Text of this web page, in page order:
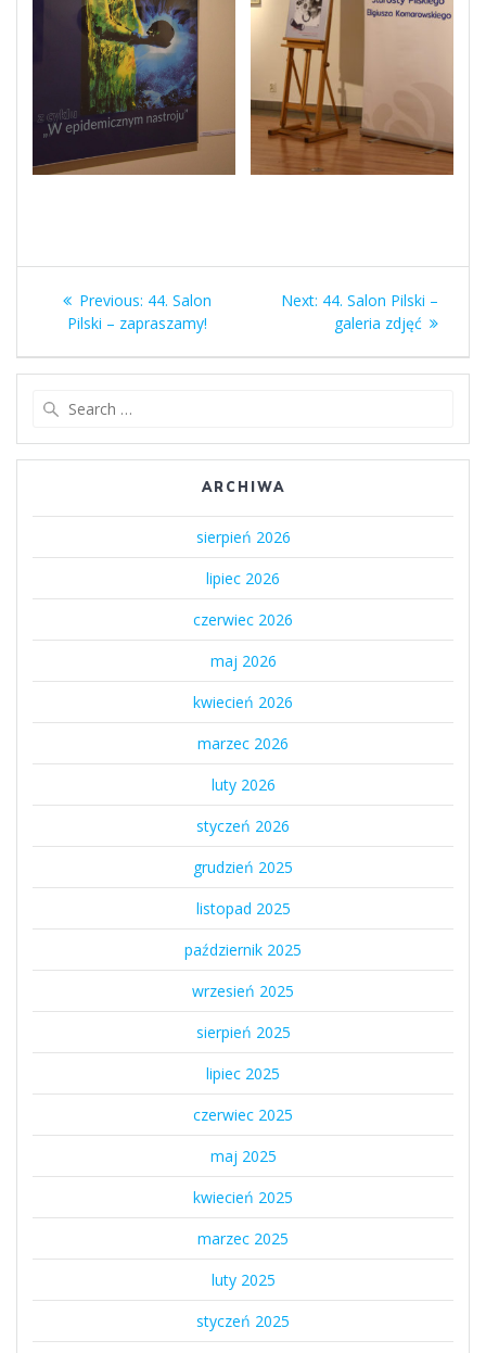
Nawigacja
wpisu
Previous: Previous
post:
44. Salon
Pilski – zapraszamy!
Next: Next
post:
44. Salon Pilski –
galeria zdjęć
ARCHIWA
sierpień 2026
lipiec 2026
czerwiec 2026
maj 2026
kwiecień 2026
marzec 2026
luty 2026
styczeń 2026
grudzień 2025
listopad 2025
październik 2025
wrzesień 2025
sierpień 2025
lipiec 2025
czerwiec 2025
maj 2025
kwiecień 2025
marzec 2025
luty 2025
styczeń 2025